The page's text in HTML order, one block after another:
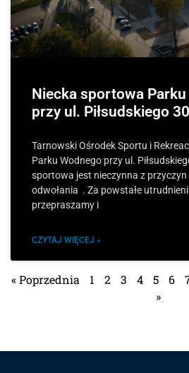
Niecka sportowa
przy ul. Piłsudskiego
Tarnowski Ośrodek Sportu i
Parku Wodnego przy ul.
sportowa jest nieczynna z
odwołania . Za powstałe
przepraszamy i
CZYTAJ WIĘCEJ »
« Poprzednia 1 2 3 4 5 6
»